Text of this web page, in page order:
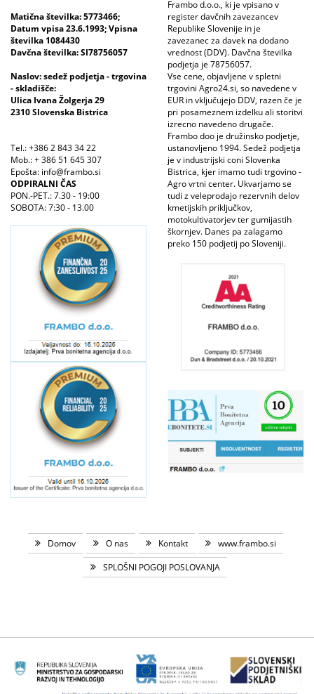
Matična številka: 5773466;
Datum vpisa 23.6.1993; Vpisna
številka 1084430
Davčna številka: SI78756057
Naslov: sedež podjetja - trgovina
- skladišče:
Ulica Ivana Žolgerja 29
2310 Slovenska Bistrica
Tel.: +386 2 843 34 22
Mob.: + 386 51 645 307
Epošta: info@frambo.si
ODPIRALNI ČAS
PON.-PET.: 7.30 - 19:00
SOBOTA: 7:30 - 13.00
Frambo d.o.o., ki je vpisano v
register davčnih zavezancev
Republike Slovenije in je
zavezanec za davek na dodano
vrednost (DDV). Davčna številka
podjetja je 78756057.
Vse cene, objavljene v spletni
trgovini Agro24.si, so navedene v
EUR in vključujejo DDV, razen če je
pri posameznem izdelku ali storitvi
izrecno navedeno drugače.
Frambo doo je družinsko podjetje,
ustanovljeno 1994. Sedež podjetja
je v industrijski coni Slovenka
Bistrica, kjer imamo tudi trgovino -
Agro vrtni center. Ukvarjamo se
tudi z veleprodajo rezervnih delov
kmetijskih priključkov,
motokultivatorjev ter gumijastih
škornjev. Danes pa zalagamo
preko 150 podjetij po Sloveniji.
Domov O nas Kontakt
www.frambo.si
SPLOŠNI POGOJI POSLOVANJA